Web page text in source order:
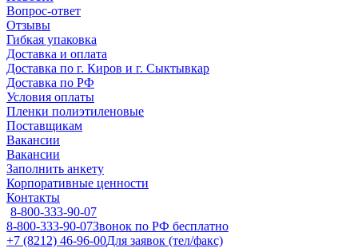
Вопрос-ответ
Отзывы
Гибкая упаковка
Доставка и оплата
Доставка по г. Киров и г. Сыктывкар
Доставка по РФ
Условия оплаты
Пленки полиэтиленовые
Поставщикам
Вакансии
Вакансии
Заполнить анкету
Корпоративные ценности
Контакты
8-800-333-90-07
8-800-333-90-07Звонок по РФ бесплатно
+7 (8212) 46-96-00Для заявок (тел/факс)